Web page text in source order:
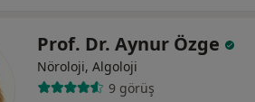
Prof. Dr. Aynur Özge
Nöroloji, Algoloji
9 görüş